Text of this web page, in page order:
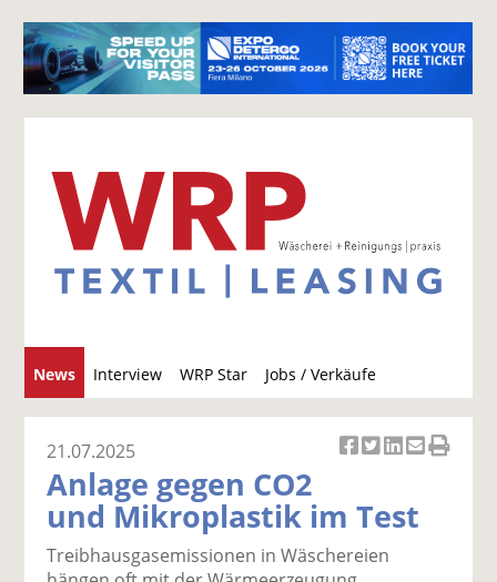
News Interview WRP Star Jobs / Verkäufe
u
c
k
a
k
el
t
k
a
k
21.07.2025
Anlage gegen CO2
und Mikroplastik im Test
Treibhausgasemissionen in Wäschereien